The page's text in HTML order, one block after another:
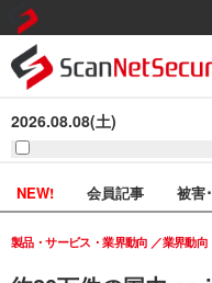
2026.08.08(土)
NEW! 会員記事 被害
製品・サービス・業界動向 業界動向